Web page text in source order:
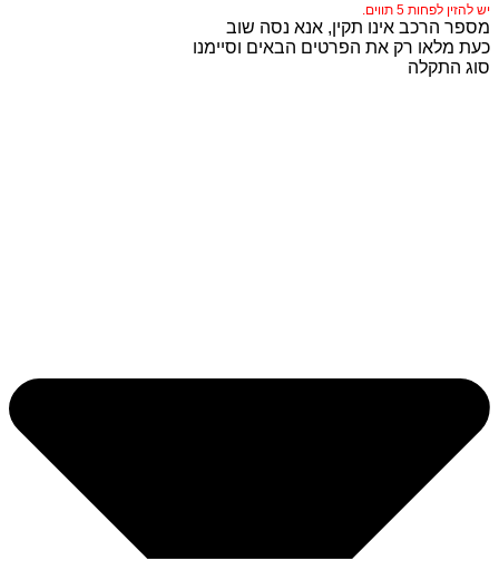
יש להזין לפחות 5 תווים.
מספר הרכב אינו תקין, אנא נסה שוב
כעת מלאו רק את הפרטים הבאים וסיימנו
סוג התקלה